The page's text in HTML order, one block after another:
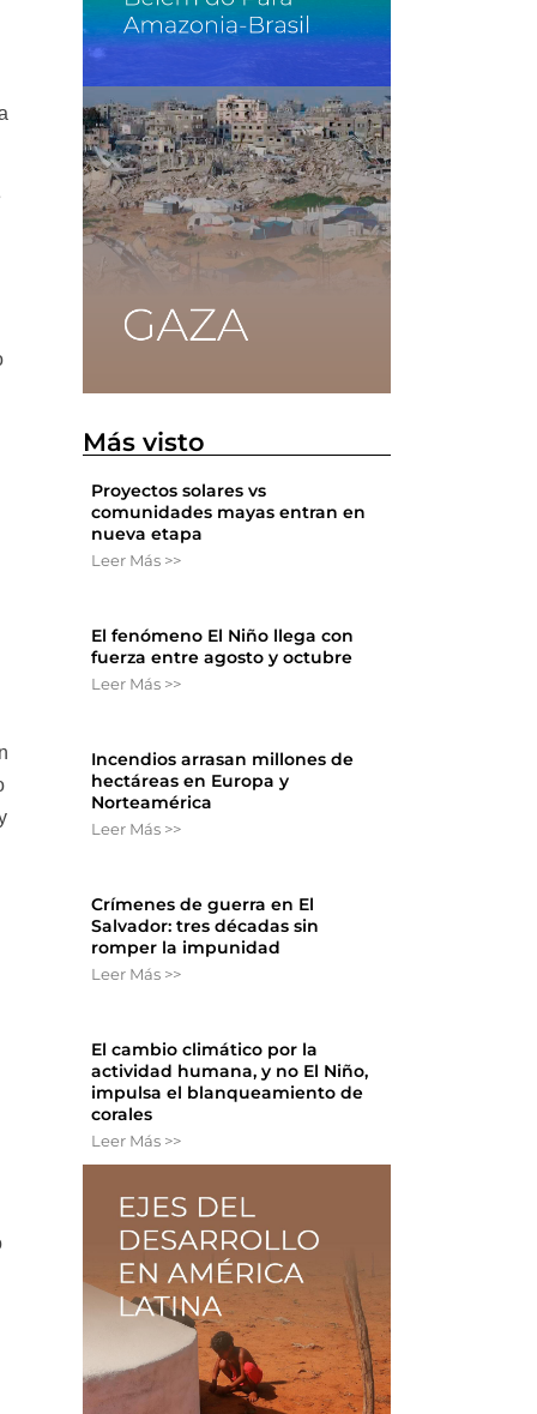
Más visto
Proyectos solares vs
comunidades mayas entran en
nueva etapa
Leer Más >>
El fenómeno El Niño llega con
fuerza entre agosto y octubre
Leer Más >>
Incendios arrasan millones de
hectáreas en Europa y
Norteamérica
Leer Más >>
Crímenes de guerra en El
Salvador: tres décadas sin
romper la impunidad
Leer Más >>
El cambio climático por la
actividad humana, y no El Niño,
impulsa el blanqueamiento de
corales
Leer Más >>